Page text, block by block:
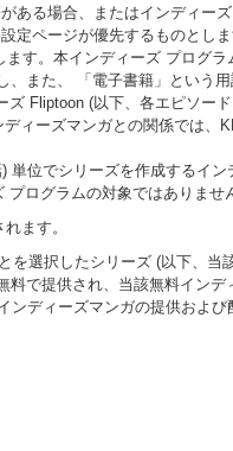
ある場合、またはインディー
定ページが優先するものとしま
す。本インディーズ プログ
また、 「電子書籍」という
Fliptoon (以下、各エピソー
ィーズマンガとの関係では、
位でシリーズを作成するイン
ログラムの対象ではありませ
ます。
選択したシリーズ (以下、当
で提供され、当該無料インデ
ディーズマンガの提供および